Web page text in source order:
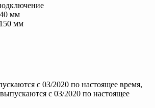
мм
мм
с 03/2020 по настоящее время,
с 03/2020 по настоящее